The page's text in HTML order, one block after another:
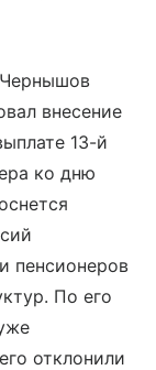
внесение
13-й
ко дню
пенсионеров
По его
отклонили